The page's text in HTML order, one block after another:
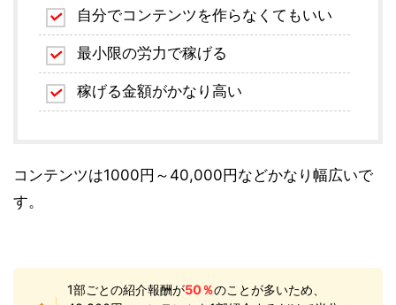
自分でコンテンツを作らなくてもいい
最小限の労力で稼げる
稼げる金額がかなり高い
コンテンツは1000円～40,000円などかなり幅広いで
す。
1部ごとの紹介報酬が50％のことが多いため、